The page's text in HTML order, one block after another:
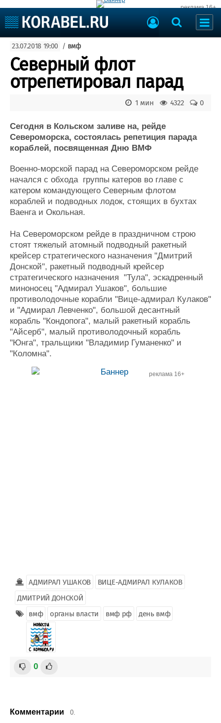
реклама 16+
Судоходство
Судоремонт
События
Пресс-релизы
Порты
Рыболовство
Еще
Судостроение
Новости
Компании
Репутация
Работа
Крюинг
Журнал
Реклама
Торговая площадка
Продажа флота
Оборудование
Изделия
Материалы
Конференции
Выставки и семинары
Личности
Словарь
Флот
Галерея флота
Форум
Отзывы
Все службы
23.07.2018 19:00 / вмф
Северный флот
отрепетировал парад
0
4322
1 мин
Сегодня в Кольском заливе на, рейде
Североморска, состоялась репетиция парада
кораблей, посвященная Дню ВМФ
Военно-морской парад на Североморском рейде
начался с обхода группы катеров во главе с
катером командующего Северным флотом
кораблей и подводных лодок, стоящих в бухтах
Ваенга и Окольная.
На Североморском рейде в праздничном строю
стоят тяжелый атомный подводный ракетный
крейсер стратегического назначения "Дмитрий
Донской", ракетный подводный крейсер
стратегического назначения "Тула", эскадренный
миноносец "Адмирал Ушаков", большие
противолодочные корабли "Вице-адмирал Кулаков"
и "Адмирал Левченко", большой десантный
корабль "Кондопога", малый ракетный корабль
"Айсерб", малый противолодочный корабль
"Юнга", тральщики "Владимир Гуманенко" и
"Коломна".
реклама 16+
АДМИРАЛ УШАКОВ
ВИЦЕ-АДМИРАЛ КУЛАКОВ
ДМИТРИЙ ДОНСКОЙ
вмф
органы власти вмф рф день вмф
0
Комментарии 0.